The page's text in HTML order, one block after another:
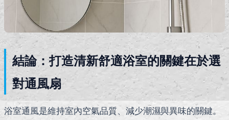
結論：打造清新舒適浴室的關鍵在於選
對通風扇
浴室通風是維持室內空氣品質、減少潮濕與異味的關鍵。